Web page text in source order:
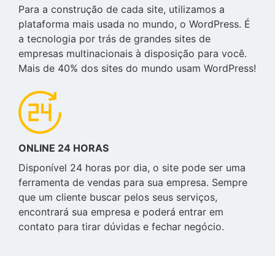
Para a construção de cada site, utilizamos a
plataforma mais usada no mundo, o WordPress. É
a tecnologia por trás de grandes sites de
empresas multinacionais à disposição para você.
Mais de 40% dos sites do mundo usam WordPress!
ONLINE 24 HORAS
Disponível 24 horas por dia, o site pode ser uma
ferramenta de vendas para sua empresa. Sempre
que um cliente buscar pelos seus serviços,
encontrará sua empresa e poderá entrar em
contato para tirar dúvidas e fechar negócio.